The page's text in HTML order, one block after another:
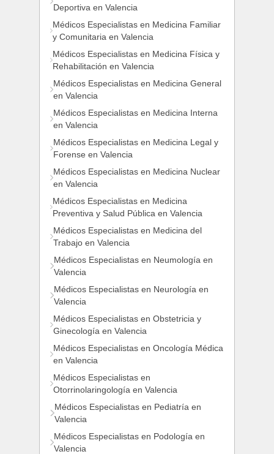
Deportiva en Valencia
Médicos Especialistas en Medicina Familiar
y Comunitaria en Valencia
Médicos Especialistas en Medicina Física y
Rehabilitación en Valencia
Médicos Especialistas en Medicina General
en Valencia
Médicos Especialistas en Medicina Interna
en Valencia
Médicos Especialistas en Medicina Legal y
Forense en Valencia
Médicos Especialistas en Medicina Nuclear
en Valencia
Médicos Especialistas en Medicina
Preventiva y Salud Pública en Valencia
Médicos Especialistas en Medicina del
Trabajo en Valencia
Médicos Especialistas en Neumología en
Valencia
Médicos Especialistas en Neurología en
Valencia
Médicos Especialistas en Obstetricia y
Ginecología en Valencia
Médicos Especialistas en Oncología Médica
en Valencia
Médicos Especialistas en
Otorrinolaringología en Valencia
Médicos Especialistas en Pediatría en
Valencia
Médicos Especialistas en Podología en
Valencia